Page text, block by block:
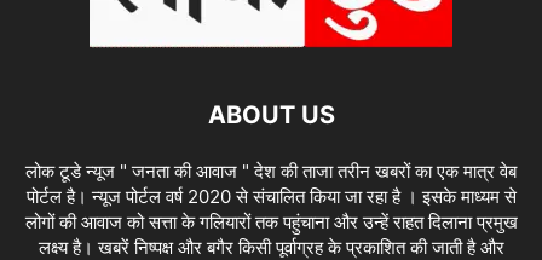
ABOUT US
लोक टूडे न्यूज " जनता की आवाज " देश की ताजा तरीन खबरों का एक मात्र वेब
पोर्टल है। न्यूज पोर्टल वर्ष 2020 से संचालित किया जा रहा है । इसके माध्यम से
लोगों की आवाज को सत्ता के गलियारों तक पहुंचाना और उन्हें राहत दिलाना प्रमुख
लक्ष्य है। खबरें निष्पक्ष और बगैर किसी पूर्वाग्रह के प्रकाशित की जाती है और